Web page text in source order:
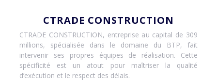
CTRADE CONSTRUCTION
CTRADE CONSTRUCTION, entreprise au capital de 309
millions, spécialisée dans le domaine du BTP, fait
intervenir ses propres équipes de réalisation. Cette
spécificité est un atout pour maîtriser la qualité
d’exécution et le respect des délais.